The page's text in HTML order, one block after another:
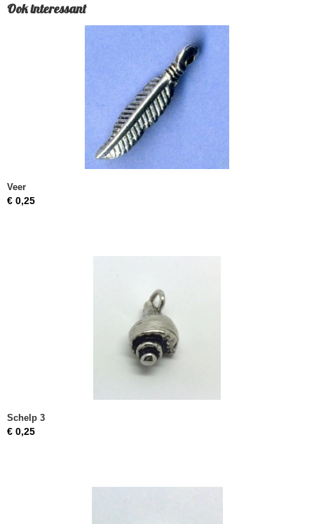
Ook interessant
Veer
€ 0,25
Schelp 3
€ 0,25